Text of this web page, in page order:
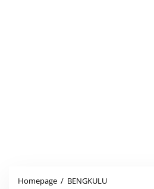
Homepage / BENGKULU